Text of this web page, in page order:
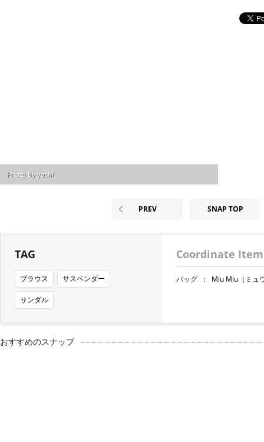
Photo by yoshi
PREV SNAP TOP
TAG
ブラウス サスペンダー
サンダル
Coordinate Item
バッグ ： Miu Miu（ミュ
おすすめのスナップ